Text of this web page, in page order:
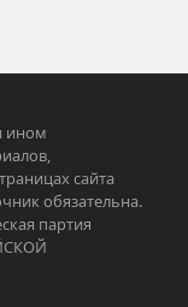
ином
сайта
обязательна.
партия